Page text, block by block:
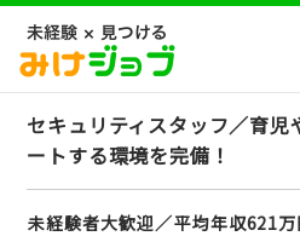
セキュリティスタッフ／育
ートする環境を完備！
未経験者大歓迎／平均年収621